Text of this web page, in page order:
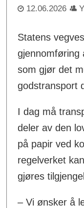
12.06.2026
Statens
gjennomføring
som gjør det
godstransport
I dag må
deler av den
på papir ved
regelverket
gjøres
– Vi ønsker å